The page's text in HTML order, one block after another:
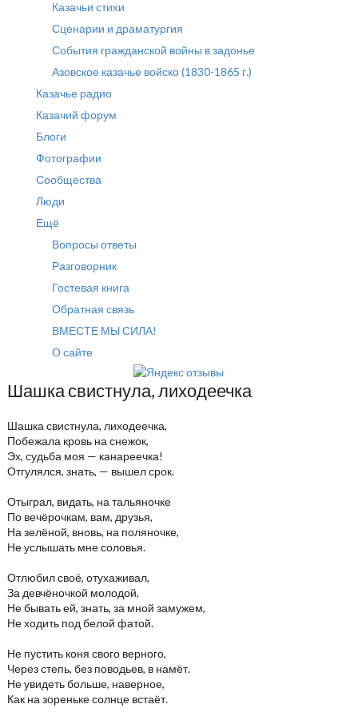
Казачьи стихи
Сценарии и драматургия
События гражданской войны в задонье
Азовское казачье войско (1830-1865 г.)
Казачье радио
Казачий форум
Блоги
Фотографии
Сообщества
Люди
Ещё
Вопросы ответы
Разговорник
Гостевая книга
Обратная связь
ВМЕСТЕ МЫ СИЛА!
О сайте
Шашка свистнула, лиходеечка
Шашка свистнула, лиходеечка,
Побежала кровь на снежок,
Эх, судьба моя — канареечка!
Отгулялся, знать, — вышел срок.
Отыграл, видать, на тальяночке
По вечёрочкам, вам, друзья,
На зелёной, вновь, на поляночке,
Не услышать мне соловья.
Отлюбил своё, отухаживал,
За девчёночкой молодой,
Не бывать ей, знать, за мной замужем,
Не ходить под белой фатой.
Не пустить коня свого верного,
Через степь, без поводьев, в намёт.
Не увидеть больше, наверное,
Как на зореньке солнце встаёт.